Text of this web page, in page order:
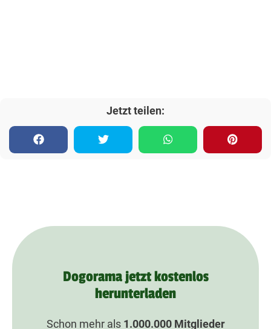
Jetzt teilen:
Dogorama jetzt kostenlos
herunterladen
Schon mehr als 1.000.000Mitglieder